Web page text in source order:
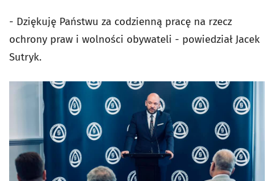
- Dziękuję Państwu za codzienną pracę na rzecz
ochrony praw i wolności obywateli - powiedział Jacek
Sutryk.